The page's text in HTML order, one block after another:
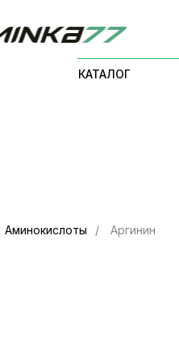
КАТАЛОГ
Аминокислоты / Аргинин